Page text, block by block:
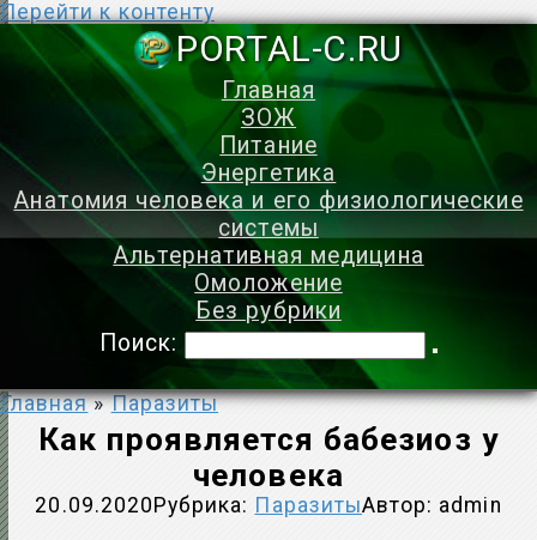
Перейти к контенту
PORTAL-
Главная
ЗОЖ
Питание
Энергетика
Анатомия человека и его физиологические
системы
Альтернативная медицина
Омоложение
Без рубрики
Поиск:
Главная » Паразиты
Как проявляется бабезиоз у
человека
20.09.2020 Рубрика: ПаразитыАвтор: admin